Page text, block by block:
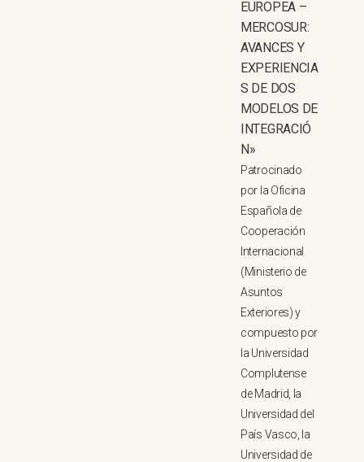
EUROPEA –
MERCOSUR:
AVANCES Y
EXPERIENCIA
S DE DOS
MODELOS DE
INTEGRACIÓ
N»
Patrocinado
por la Oficina
Española de
Cooperación
Internacional
(Ministerio de
Asuntos
Exteriores) y
compuesto por
la Universidad
Complutense
de Madrid, la
Universidad del
País Vasco, la
Universidad de